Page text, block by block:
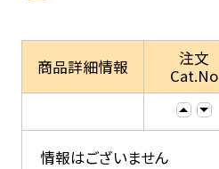
商品詳細情報
注文
Cat.No
情報はございません